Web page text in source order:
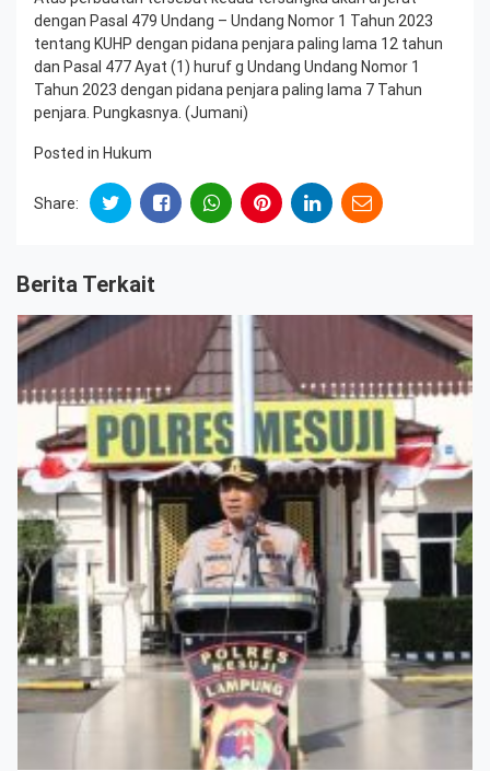
dengan Pasal 479 Undang – Undang Nomor 1 Tahun 2023
tentang KUHP dengan pidana penjara paling lama 12 tahun
dan Pasal 477 Ayat (1) huruf g Undang Undang Nomor 1
Tahun 2023 dengan pidana penjara paling lama 7 Tahun
penjara. Pungkasnya. (Jumani)
Posted in Hukum
Share:
Berita Terkait